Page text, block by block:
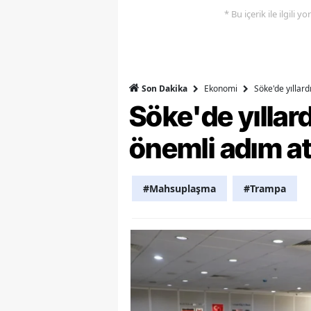
* Bu içerik ile ilgili
Son Dakika Ekonomi Söke'de
Söke'de
önemli adım
#Mahsuplaşma #Trampa